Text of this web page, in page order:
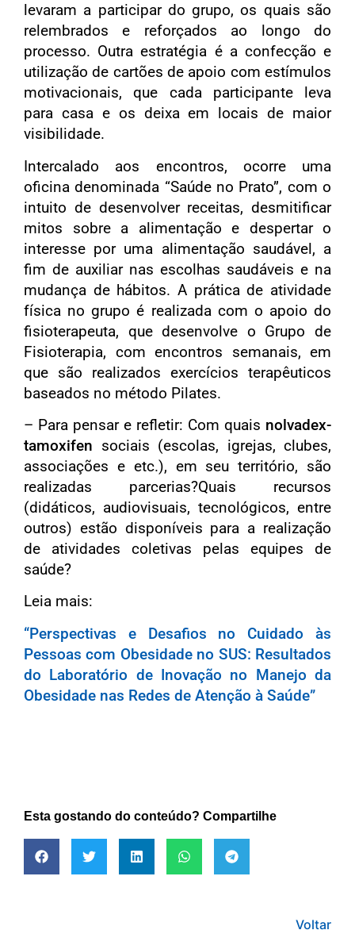
levaram a participar do grupo, os quais são
relembrados e reforçados ao longo do
processo. Outra estratégia é a confecção e
utilização de cartões de apoio com estímulos
motivacionais, que cada participante leva
para casa e os deixa em locais de maior
visibilidade.
Intercalado aos encontros, ocorre uma
oficina denominada “Saúde no Prato”, com o
intuito de desenvolver receitas, desmitificar
mitos sobre a alimentação e despertar o
interesse por uma alimentação saudável, a
fim de auxiliar nas escolhas saudáveis e na
mudança de hábitos. A prática de atividade
física no grupo é realizada com o apoio do
fisioterapeuta, que desenvolve o Grupo de
Fisioterapia, com encontros semanais, em
que são realizados exercícios terapêuticos
baseados no método Pilates.
– Para pensar e refletir: Com quais nolvadex-
tamoxifen sociais (escolas, igrejas, clubes,
associações e etc.), em seu território, são
realizadas parcerias?Quais recursos
(didáticos, audiovisuais, tecnológicos, entre
outros) estão disponíveis para a realização
de atividades coletivas pelas equipes de
saúde?
Leia mais:
“Perspectivas e Desafios no Cuidado às
Pessoas com Obesidade no SUS: Resultados
do Laboratório de Inovação no Manejo da
Obesidade nas Redes de Atenção à Saúde”
Esta gostando do conteúdo? Compartilhe
Voltar